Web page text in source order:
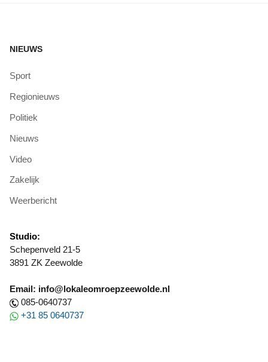
NIEUWS
Sport
Regionieuws
Politiek
Nieuws
Video
Zakelijk
Weerbericht
Studio:
Schepenveld 21-5
3891 ZK Zeewolde
Email: info@lokaleomroepzeewolde.nl
085-0640737
+31 85 0640737